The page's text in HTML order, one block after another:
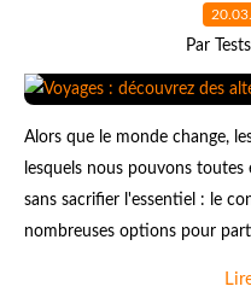
Par
Alors que le monde change,
lesquels nous pouvons
sans sacrifier l'essentiel : le
nombreuses options pour